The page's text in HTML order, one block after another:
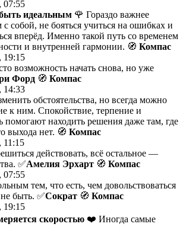
07:55
идеальным 🌹 Гораздо важнее
с собой, не бояться учиться на ошибках и
вперёд. Именно такой путь со временем
и внутренней гармонии. 🧭 Компас
19:15
возможность начать снова, но уже
Форд 🧭 Компас
14:33
обстоятельства, но всегда можно
к ним. Спокойствие, терпение и
помогают находить решения даже там, где
выхода нет. 🧭 Компас
11:15
действовать, всё остальное —
✅Амелия Эрхарт 🧭 Компас
07:55
тем, что есть, чем довольствоваться
быть. ✅Сократ 🧭 Компас
19:15
скоростью ❤️ Иногда самые